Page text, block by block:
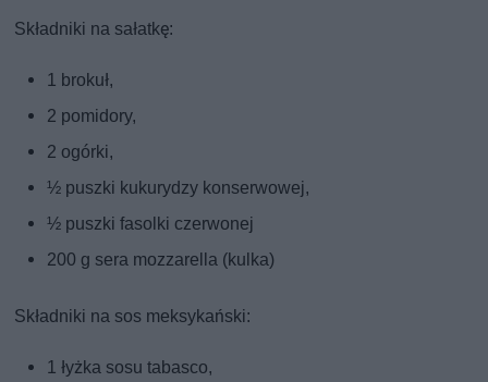
Składniki na sałatkę:
1 brokuł,
2 pomidory,
2 ogórki,
½ puszki kukurydzy konserwowej,
½ puszki fasolki czerwonej
200 g sera mozzarella (kulka)
Składniki na sos meksykański:
1 łyżka sosu tabasco,